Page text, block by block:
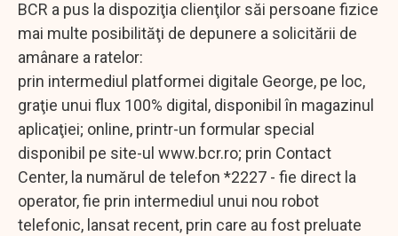
BCR a pus la dispoziţia clienţilor săi persoane fizice
mai multe posibilităţi de depunere a solicitării de
amânare a ratelor:
prin intermediul platformei digitale George, pe loc,
graţie unui flux 100% digital, disponibil în magazinul
aplicaţiei; online, printr-un formular special
disponibil pe site-ul www.bcr.ro; prin Contact
Center, la numărul de telefon *2227 - fie direct la
operator, fie prin intermediul unui nou robot
telefonic, lansat recent, prin care au fost preluate